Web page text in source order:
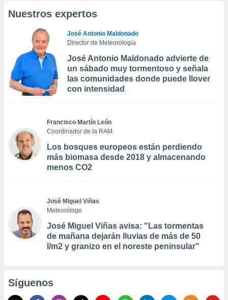
Nuestros expertos
José Antonio Maldonado
Director de Meteorología
José Antonio Maldonado advierte de
un sábado muy tormentoso y señala
las comunidades donde puede llover
con intensidad
Francisco Martín León
Coordinador de la RAM
Los bosques europeos están perdiendo
más biomasa desde 2018 y almacenando
menos CO2
José Miguel Viñas
Meteorólogo
José Miguel Viñas avisa: "Las tormentas
de mañana dejarán lluvias de más de 50
l/m2 y granizo en el noreste peninsular"
Síguenos